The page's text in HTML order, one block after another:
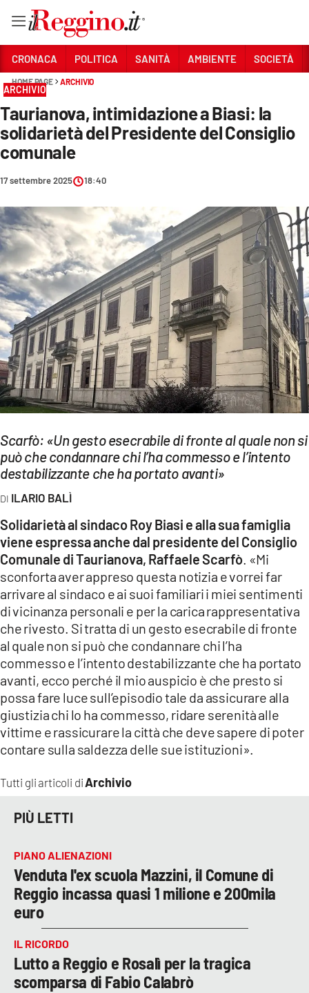
Sezioni
CRONACA
SANITÀ
AMBIENTE
SOCIETÀ
CULTURA
ECONOMIA E LAVORO
EVENTI
SPORT
Streaming
LAC NETWORK
LAC ONAIR
LaC
Network
LACPLAY.IT
LACTV.IT
LACONAIR.IT
LACITYMAG.IT
ILREGGINO.IT
COSENZACHANNEL.IT
ILVIBONESE.IT
LACAPITALENEWS.IT
ANDROID
APPLE
CRONACA POLITICA SANITÀ AMBIENTE SOCIETÀ
HOME PAGE ARCHIVIO
ARCHIVIO
Taurianova, intimidazione a Biasi: la
solidarietà del Presidente del Consiglio
comunale
17 settembre 2025 18:40
Scarfò: «Un gesto esecrabile di fronte al quale non si
può che condannare chi l’ha commesso e l’intento
destabilizzante che ha portato avanti»
ILARIO BALÌ
Tutti gli articoli diArchivio
Solidarietà al sindaco Roy Biasi e alla sua famiglia
viene espressa anche dal presidente del Consiglio
Comunale di Taurianova, Raffaele Scarfò . «Mi
sconforta aver appreso questa notizia e vorrei far
arrivare al sindaco e ai suoi familiari i miei sentimenti
di vicinanza personali e per la carica rappresentativa
che rivesto. Si tratta di un gesto esecrabile di fronte
al quale non si può che condannare chi l’ha
commesso e l’intento destabilizzante che ha portato
avanti, ecco perché il mio auspicio è che presto si
possa fare luce sull’episodio tale da assicurare alla
giustizia chi lo ha commesso, ridare serenità alle
vittime e rassicurare la città che deve sapere di poter
contare sulla saldezza delle sue istituzioni».
PIÙ LETTI
PIANO ALIENAZIONI
Venduta l'ex scuola Mazzini, il Comune di
Reggio incassa quasi 1 milione e 200mila
euro
IL RICORDO
Lutto a Reggio e Rosalì per la tragica
scomparsa di Fabio Calabrò